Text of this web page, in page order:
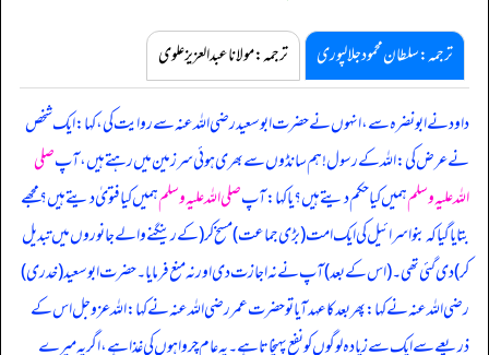
ترجمہ:سلطان محمود جلالپوری ترجمہ:مولانا عبدالعزیز علوی
داود نے ابونضرہ سے، انہوں نے حضرت ابوسعید رضی اللہ عنہ سے روایت کی، کہا: ایک شخص
نے عرض کی: اللہ کے رسول! ہم سانڈوں سے بھری ہوئی سرزمین میں رہتے ہیں، آپصلی
اللہ علیہ وسلمہمیں کیا حکم دیتے ہیں؟ یا کہا: آپصلی اللہ علیہ وسلمہمیں کیا فتویٰ دیتے ہیں؟ مجھے
بتایا گیا کہ بنو اسرائیل کی ایک امت (بڑی جماعت) مسخ کر (کے رینگنے والے جانوروں میں تبدیل
کر) دی گئی تھی۔ (اس کے بعد) آپ نے نہ اجازت دی اور نہ منع فرمایا۔ حضرت ابوسعید (خدری)
رضی اللہ عنہ نے کہا: پھر بعد کا عہد آیا تو حضرت عمر رضی اللہ عنہ نے کہا: اللہ عزوجل اس کے
ذریعے سے ایک سے زیادہ لوگوں کو نفع پہنچاتا ہے۔ یہ عام چرواہوں کی غذا ہے، اگر یہ میرے